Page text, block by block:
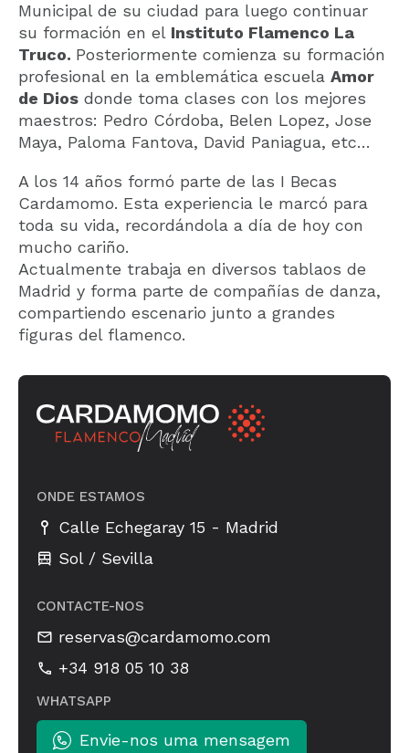
Municipal de su ciudad para luego continuar
su formación en el Instituto Flamenco La
Truco. Posteriormente comienza su formación
profesional en la emblemática escuela Amor
de Dios donde toma clases con los mejores
maestros: Pedro Córdoba, Belen Lopez, Jose
Maya, Paloma Fantova, David Paniagua, etc…
A los 14 años formó parte de las I Becas
Cardamomo. Esta experiencia le marcó para
toda su vida, recordándola a día de hoy con
mucho cariño.
Actualmente trabaja en diversos tablaos de
Madrid y forma parte de compañías de danza,
compartiendo escenario junto a grandes
figuras del flamenco.
ONDE ESTAMOS
Calle Echegaray 15 - Madrid
Sol / Sevilla
CONTACTE-NOS
reservas@cardamomo.com
+34 918 05 10 38
WHATSAPP
Envie-nos uma mensagem